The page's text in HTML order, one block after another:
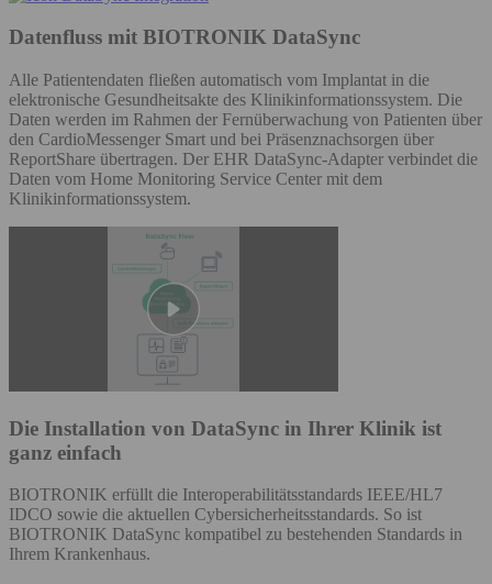
Datenfluss mit BIOTRONIK DataSync
Alle Patientendaten fließen automatisch vom Implantat in die
elektronische Gesundheitsakte des Klinikinformationssystem. Die
Daten werden im Rahmen der Fernüberwachung von Patienten über
den CardioMessenger Smart und bei Präsenznachsorgen über
ReportShare übertragen. Der EHR DataSync-Adapter verbindet die
Daten vom Home Monitoring Service Center mit dem
Klinikinformationssystem.
Die Installation von DataSync in Ihrer Klinik ist
ganz einfach
BIOTRONIK erfüllt die Interoperabilitätsstandards IEEE/HL7
IDCO sowie die aktuellen Cybersicherheitsstandards. So ist
BIOTRONIK DataSync kompatibel zu bestehenden Standards in
Ihrem Krankenhaus.​